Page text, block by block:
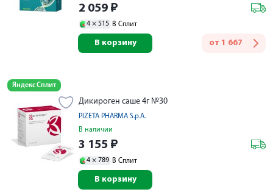
2 059 ₽
4 × 515 В Сплит
от 1 667
В корзину
Яндекс Сплит
Дикироген саше 4г №30
PIZETA PHARMA S.p.A.
В наличии
3 155 ₽
4 × 789 В Сплит
В корзину